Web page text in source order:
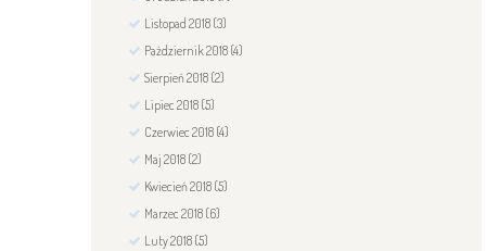
Listopad2018 (3)
Październik2018 (4)
Sierpień2018 (2)
Lipiec2018 (5)
Czerwiec2018 (4)
Maj2018 (2)
Kwiecień2018 (5)
Marzec2018 (6)
Luty2018 (5)